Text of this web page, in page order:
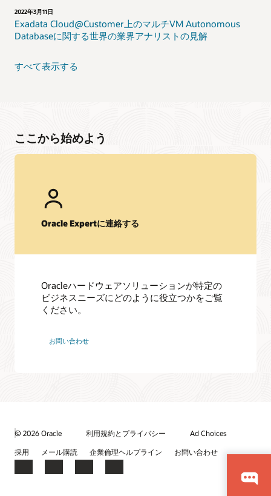
2022年3月11日
Exadata Cloud@Customer上のマルチVM Autonomous
Databaseに関する世界の業界アナリストの見解
すべて表示する
ここから始めよう
Oracle Expertに連絡する
Oracleハードウェアソリューションが特定の
ビジネスニーズにどのように役立つかをご覧
ください。
お問い合わせ
© 2026 Oracle 利用規約とプライバシー
Ad Choices
採用
メール購読 企業倫理ヘルプライン お問い合わせ
Facebook
X LinkedInYouTube